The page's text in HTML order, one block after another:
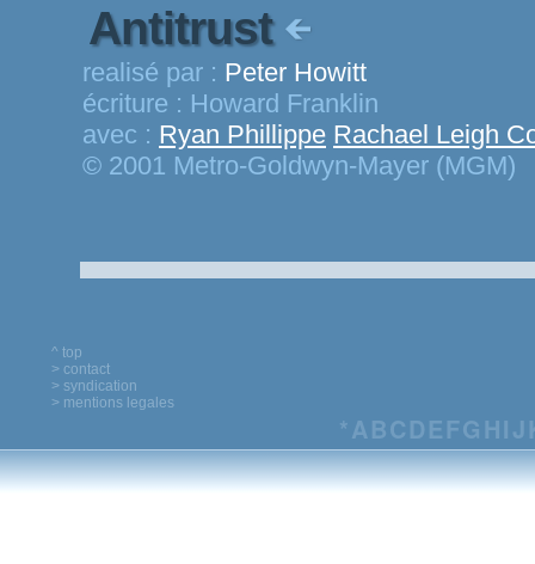
Antitrust
realisé par : Peter Howitt
écriture : Howard Franklin
avec : Ryan Phillippe Rachael Leigh
© 2001 Metro-Goldwyn-Mayer (MGM)
^ top
> contact
> syndication
> mentions legales
*ABCDEFG HIJ